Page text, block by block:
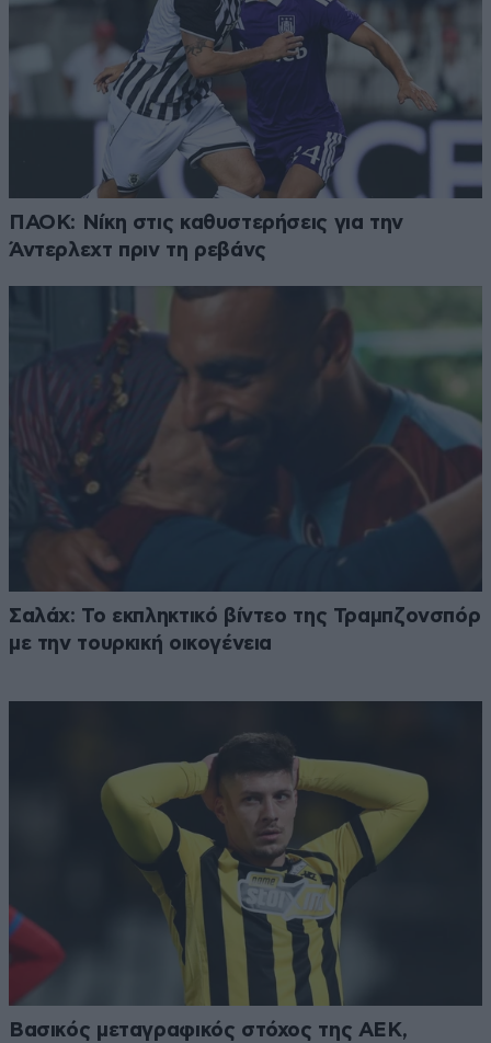
ΠΑΟΚ: Νίκη στις καθυστερήσεις για την
Άντερλεχτ πριν τη ρεβάνς
Σαλάχ: Το εκπληκτικό βίντεο της Τραμπζονσπόρ
με την τουρκική οικογένεια
Βασικός μεταγραφικός στόχος της ΑΕΚ,